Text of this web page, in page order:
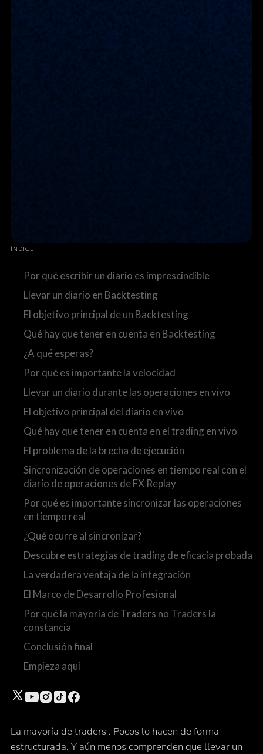
La mayoría de traders . Pocos lo hacen de forma
estructurada. Y aún menos comprenden que llevar un
ÍNDICE
Por qué escribir un diario es imprescindible
Llevar un diario en Backtesting
El objetivo principal de un Backtesting
Qué hay que tener en cuenta en Backtesting
¿A qué esperas?
Por qué es importante la velocidad
Llevar un diario durante las operaciones en vivo
El objetivo principal del diario en vivo
Qué hay que tener en cuenta en el trading en vivo
El problema de la brecha de ejecución
Sincronización de operaciones en tiempo real con el
diario de operaciones de FX Replay
Por qué es importante sincronizar las operaciones
en tiempo real
¿Qué ocurre al sincronizar?
Descubre estrategias de trading de eficacia probada
La verdadera ventaja de la integración
El Marco de Desarrollo Profesional
Por qué la mayoría de Traders no Traders la
constancia
Conclusión final
Empieza aquí